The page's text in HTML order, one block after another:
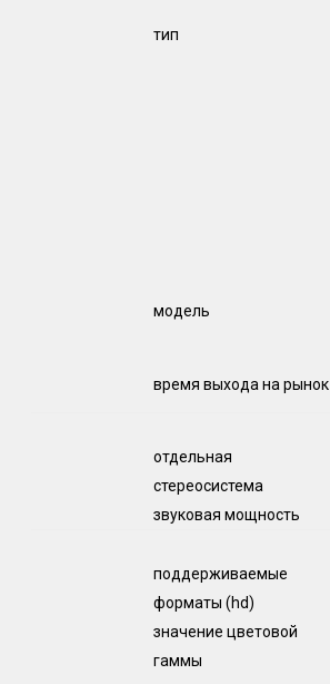
тип
модель
время выхода на рынок
отдельная
стереосистема
звуковая мощность
поддерживаемые
форматы (hd)
значение цветовой
гаммы